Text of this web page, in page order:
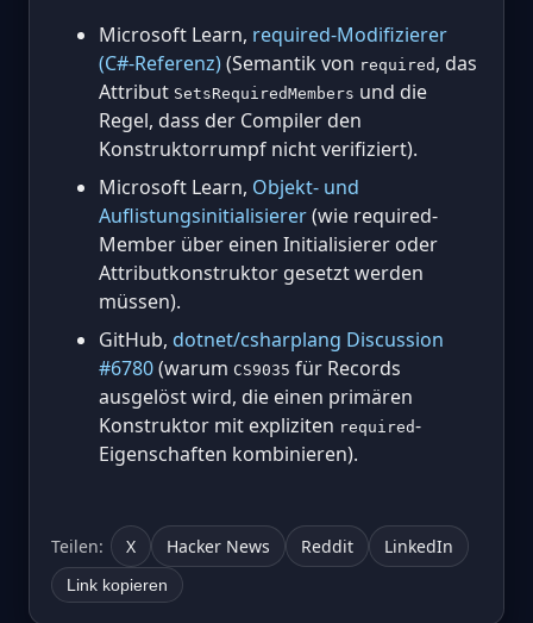
Microsoft Learn, required-Modifizierer
(C#-Referenz)(Semantik von required , das
Attribut SetsRequiredMembers und die
Regel, dass der Compiler den
Konstruktorrumpf nicht verifiziert).
Microsoft Learn, Objekt- und
Auflistungsinitialisierer(wie required-
Member über einen Initialisierer oder
Attributkonstruktor gesetzt werden
müssen).
GitHub, dotnet/csharplang Discussion
#6780(warum CS9035 für Records
ausgelöst wird, die einen primären
Konstruktor mit expliziten required-
Eigenschaften kombinieren).
Teilen: X Hacker News Reddit LinkedIn
Link kopieren